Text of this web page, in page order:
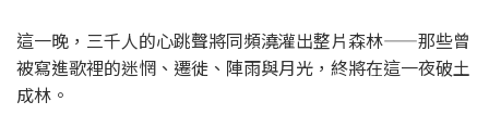
這一晚，三千人的心跳聲將同頻澆灌出整片森林——那些曾
被寫進歌裡的迷惘、遷徙、陣雨與月光，終將在這一夜破土
成林。